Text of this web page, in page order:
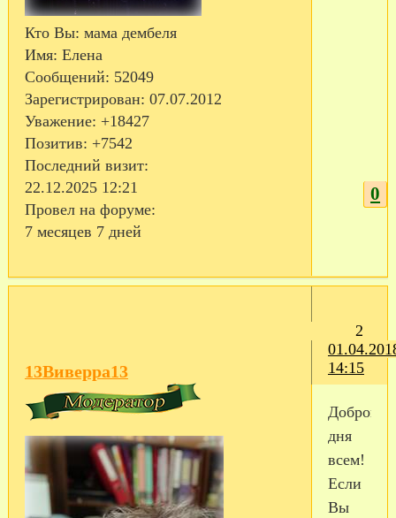
Кто Вы: мама дембеля
Имя: Елена
Сообщений: 52049
Зарегистрирован: 07.07.2012
Уважение: +18427
Позитив: +7542
Последний визит:
22.12.2025 12:21
Провел на форуме:
7 месяцев 7 дней
0
2
14:15
13Виверра13
Доброго
дня
всем!
Если
Вы